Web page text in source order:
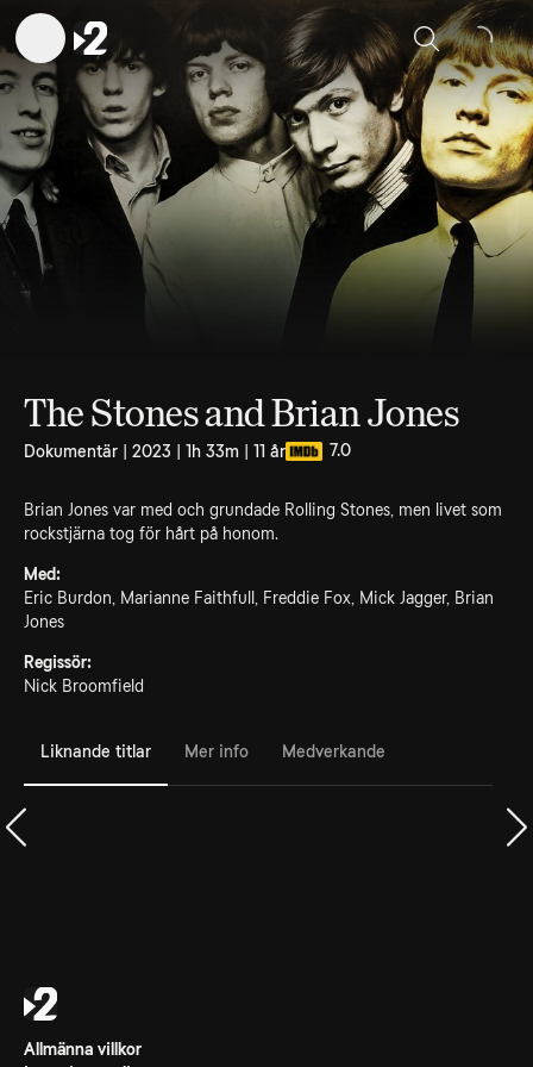
Sök
The Stones and Brian Jones
Dokumentär | 2023 | 1h 33m | 11 år 7.0
Brian Jones var med och grundade Rolling Stones, men livet som
rockstjärna tog för hårt på honom.
Med:
Eric Burdon, Marianne Faithfull, Freddie Fox, Mick Jagger, Brian
Jones
Regissör:
Nick Broomfield
Liknande titlar Mer info Medverkande
Allmänna villkor